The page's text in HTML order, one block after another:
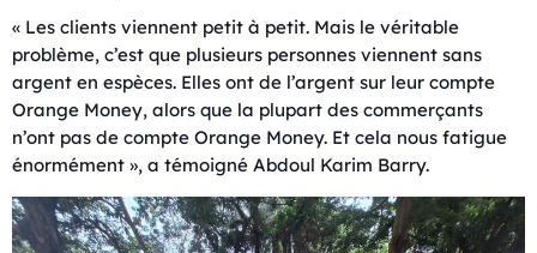
« Les clients viennent petit à petit. Mais le véritable
problème, c’est que plusieurs personnes viennent sans
argent en espèces. Elles ont de l’argent sur leur compte
Orange Money, alors que la plupart des commerçants
n’ont pas de compte Orange Money. Et cela nous fatigue
énormément », a témoigné Abdoul Karim Barry.